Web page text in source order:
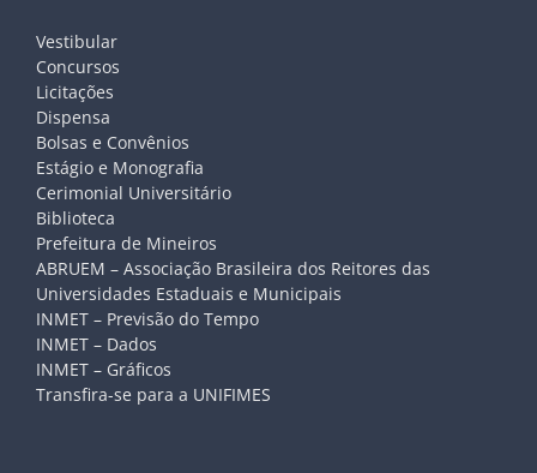
Vestibular
Concursos
Licitações
Dispensa
Bolsas e Convênios
Estágio e Monografia
Cerimonial Universitário
Biblioteca
Prefeitura de Mineiros
ABRUEM – Associação Brasileira dos Reitores das
Universidades Estaduais e Municipais
INMET – Previsão do Tempo
INMET – Dados
INMET – Gráficos
Transfira-se para a UNIFIMES